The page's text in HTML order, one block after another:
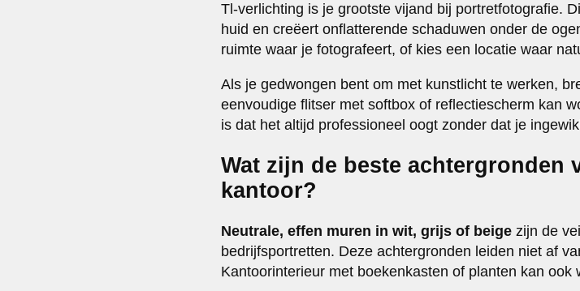
Tl-verlichting is je grootste vijand bij portretfotografie.
huid en creëert onflatterende schaduwen onder de
ruimte waar je fotografeert, of kies een locatie waar
Als je gedwongen bent om met kunstlicht te werken,
eenvoudige flitser met softbox of reflectiescherm kan
is dat het altijd professioneel oogt zonder dat je
Wat zijn de beste
kantoor?
Neutrale, effen muren in wit, grijs of beige zijn de
bedrijfsportretten. Deze achtergronden leiden niet af
Kantoorinterieur met boekenkasten of planten kan